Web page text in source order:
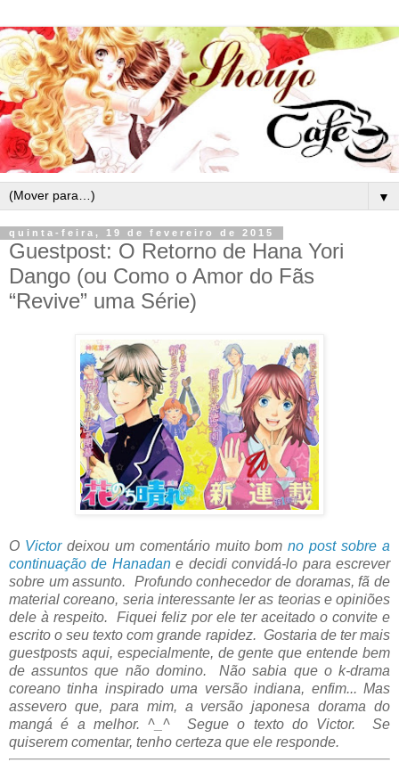
▼
quinta-feira, 19 de fevereiro de 2015
Guestpost: O Retorno de Hana Yori
Dango (ou Como o Amor do Fãs
“Revive” uma Série)
O Victordeixou um comentário muito bomno post sobre a
continuação de Hanadane decidi convidá-lo para escrever
sobre um assunto. Profundo conhecedor de doramas, fã de
material coreano, seria interessante ler as teorias e opiniões
dele à respeito. Fiquei feliz por ele ter aceitado o convite e
escrito o seu texto com grande rapidez. Gostaria de ter mais
guestposts aqui, especialmente, de gente que entende bem
de assuntos que não domino. Não sabia que o k-drama
coreano tinha inspirado uma versão indiana, enfim... Mas
assevero que, para mim, a versão japonesa dorama do
mangá é a melhor. ^_^ Segue o texto do Victor. Se
quiserem comentar, tenho certeza que ele responde.